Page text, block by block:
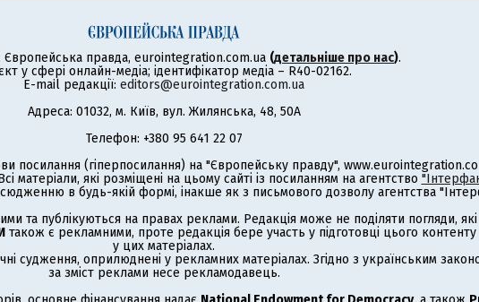
Європейська правда, eurointegration.com.ua (детальніше про нас).
у сфері онлайн-медіа; ідентифікатор медіа – R40-02162.
E-mail редакції: editors@eurointegration.com.ua
Адреса: 01032, м. Київ, вул. Жилянська, 48, 50А
Телефон: +380 95 641 22 07
посилання (гіперпосилання) на "Європейську правду",
матеріали, які розміщені на цьому сайті із посиланням на агентство
в будь-якій формі, інакше як з письмового дозволу агентства
та публікуються на правах реклами. Редакція може не поділяти погляди,
також є рекламними, проте редакція бере участь у підготовці цього контенту
у цих матеріалах.
судження, оприлюднені у рекламних матеріалах. Згідно з українським
за зміст реклами несе рекламодавець.